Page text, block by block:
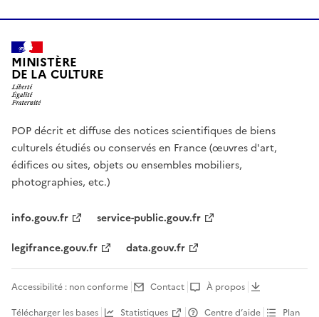
MINISTÈRE
DE LA CULTURE
POP décrit et diffuse des notices scientifiques de biens
culturels étudiés ou conservés en France (œuvres d'art,
édifices ou sites, objets ou ensembles mobiliers,
photographies, etc.)
info.gouv.fr
service-public.gouv.fr
legifrance.gouv.fr
data.gouv.fr
Accessibilité : non conforme Contact
À propos
Télécharger les bases
Statistiques Centre d’aide Plan